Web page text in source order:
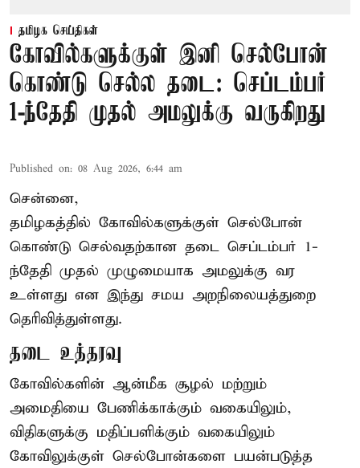
தமிழக செய்திகள்
கோவில்களுக்குள் இனி செல்போன்
கொண்டு செல்ல தடை: செப்டம்பர்
1-ந்தேதி முதல் அமலுக்கு வருகிறது
Published on: 08 Aug 2026, 6:44 am
சென்னை,
தமிழகத்தில் கோவில்களுக்குள் செல்போன்
கொண்டு செல்வதற்கான தடை செப்டம்பர் 1-
ந்தேதி முதல் முழுமையாக அமலுக்கு வர
உள்ளது என இந்து சமய அறநிலையத்துறை
தெரிவித்துள்ளது.
தடை உத்தரவு
கோவில்களின் ஆன்மீக சூழல் மற்றும்
அமைதியை பேணிக்காக்கும் வகையிலும்,
விதிகளுக்கு மதிப்பளிக்கும் வகையிலும்
கோவிலுக்குள் செல்போன்களை பயன்படுத்த